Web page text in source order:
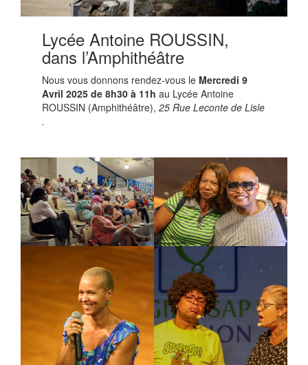
Lycée Antoine ROUSSIN,
dans l’Amphithéâtre
Nous vous donnons rendez-vous le Mercredi 9
Avril 2025 de 8h30 à 11h au Lycée Antoine
ROUSSIN (Amphithéâtre),25 Rue Leconte de Lisle
.